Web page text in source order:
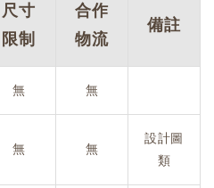
尺寸
限制
合作
物流
備註
無 無
無 無
設計圖
類